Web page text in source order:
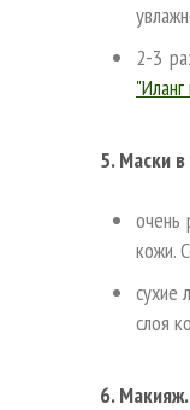
2-3
"Иланг
5. Маски
очень
кожи.
сухие
слоя
6. Макияж.